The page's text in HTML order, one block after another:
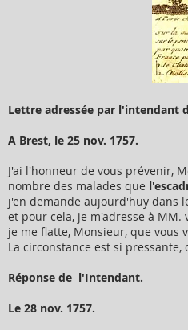
Lettre adressée par l'intendant
A Brest, le 25 nov. 1757.
J'ai l'honneur de vous prévenir,
nombre des malades que
j'en demande aujourd'huy dans
et pour cela, je m'adresse à
je me flatte, Monsieur, que vous
La circonstance est si
Réponse de l'Intendant.
Le 28 nov. 1757.